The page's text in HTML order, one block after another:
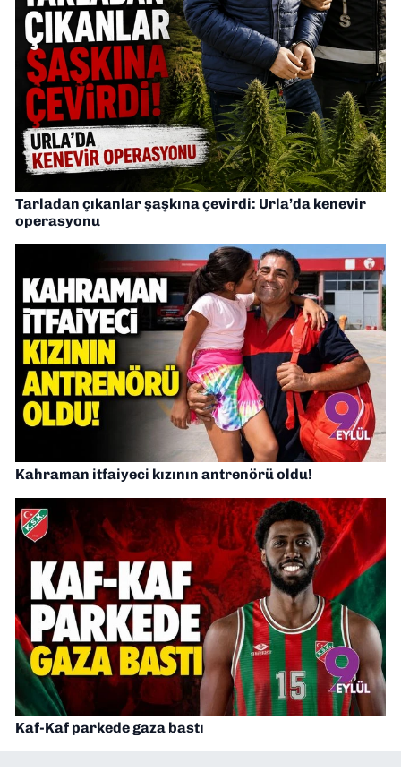
Tarladan çıkanlar şaşkına çevirdi: Urla’da kenevir
operasyonu
Kahraman itfaiyeci kızının antrenörü oldu!
Kaf-Kaf parkede gaza bastı